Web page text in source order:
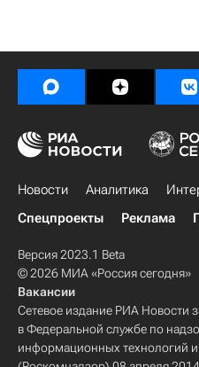
Новости Аналитика
Спецпроекты
Реклама
Версия 2023.1 Beta
© 2026 МИА «Россия сегодня»
Вакансии
Сетевое издание РИА Новости
в Федеральной службе по
информационных технологий